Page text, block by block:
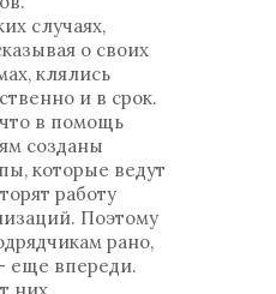
случаях,
о своих
клялись
и в срок.
в помощь
созданы
которые ведут
работу
Поэтому
рано,
еще впереди.